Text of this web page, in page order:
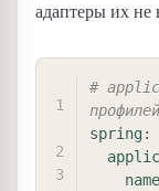
адаптеры их не
#
профилей
spring:
name